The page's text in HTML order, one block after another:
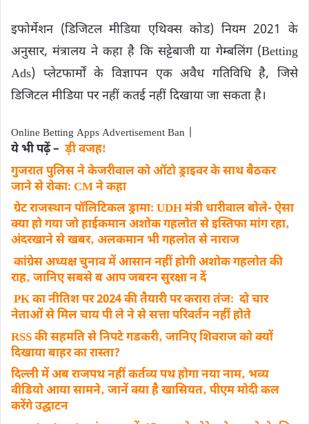
इफोर्मेशन (डिजिटल मीडिया एथिक्स कोड) नियम 2021 के
अनुसार, मंत्रालय ने कहा है कि सट्टेबाजी या गेम्बलिंग (Betting
Ads) प्लेटफार्मों के विज्ञापन एक अवैध गतिविधि है, जिसे
डिजिटल मीडिया पर नहीं कतई नहीं दिखाया जा सकता है।
Online Betting Apps Advertisement Ban |
ये भी पढ़ें – ड़ी वजहǃ
गुजरात पुलिस ने केजरीवाल को ऑटो ड्राइवर के साथ बैठकर
जाने से रोकाः CM ने कहा
ग्रेट राजस्थान पॉलिटिकल ड्रामाः UDH मंत्री धारीवाल बोले- ऐसा
क्या हो गया जो हाईकमान अशोक गहलोत से इस्तिफा मांग रहा‚
अंदरखाने से खबर‚ अलकमान भी गहलोत से नाराज
कांग्रेस अध्यक्ष चुनाव में आसान नहीं होगी अशाेक गहलोत की
राह‚ जानिए सबसे बआप जबरन सुरक्षा न दें
PK का नीतिश पर 2024 की तैयारी पर करारा तंजः दो चार
नेताओं से मिल चाय पी ले ने से सत्ता परिवर्तन नहीं होते
RSS की सहमति से निपटे गडकरी‚ जानिए शिवराज को क्यों
दिखाया बाहर का रास्ता?
दिल्ली में अब राजपथ नहीं कर्तव्य पथ होगा नया नाम‚ भव्य
वीडियो आया सामने‚ जानें क्या है खासियत‚ पीएम मोदी कल
करेंगे उद्घाटन